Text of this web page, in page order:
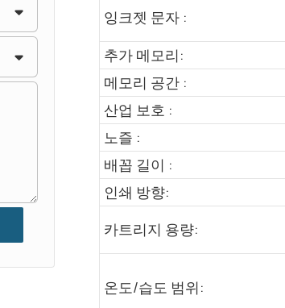
잉크젯 문자 :
추가 메모리:
메모리 공간 :
산업 보호 :
노즐 :
배꼽 길이 :
인쇄 방향:
카트리지 용량:
온도/습도 범위: